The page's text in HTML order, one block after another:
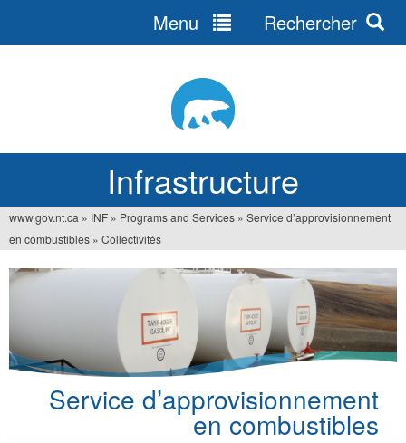
Infrastructure
Menu Rechercher
Vous
êtes
www.gov.nt.ca » INF » Programs and Services » Service d’approvisionnement
en combustibles » Collectivités
Service d’approvisionnement
en combustibles